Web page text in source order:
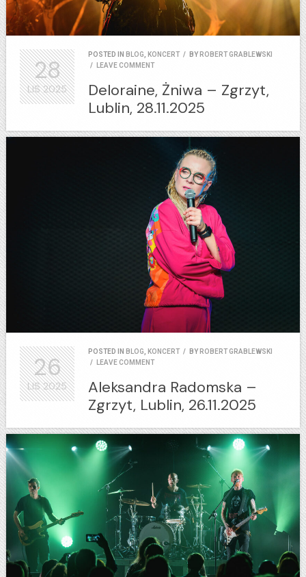
POSTED IN BLOG, KONCERT / BY ROBERT GRABLEWSKI
/
LEAVE COMMENT
Deloraine, Żniwa – Zgrzyt,
Lublin, 28.11.2025
28
LIS2025
POSTED IN BLOG, KONCERT / BY ROBERT GRABLEWSKI
/
LEAVE COMMENT
Aleksandra Radomska –
Zgrzyt, Lublin, 26.11.2025
26
LIS2025